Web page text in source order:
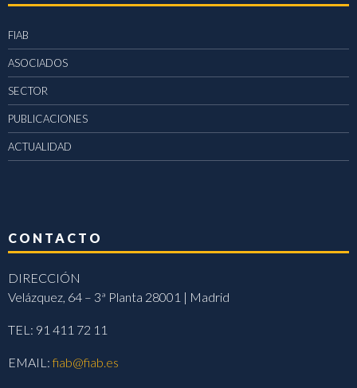
FIAB
ASOCIADOS
SECTOR
PUBLICACIONES
ACTUALIDAD
CONTACTO
DIRECCIÓN
Velázquez, 64 – 3ª Planta 28001 | Madrid
TEL: 91 411 72 11
EMAIL:fiab@fiab.es